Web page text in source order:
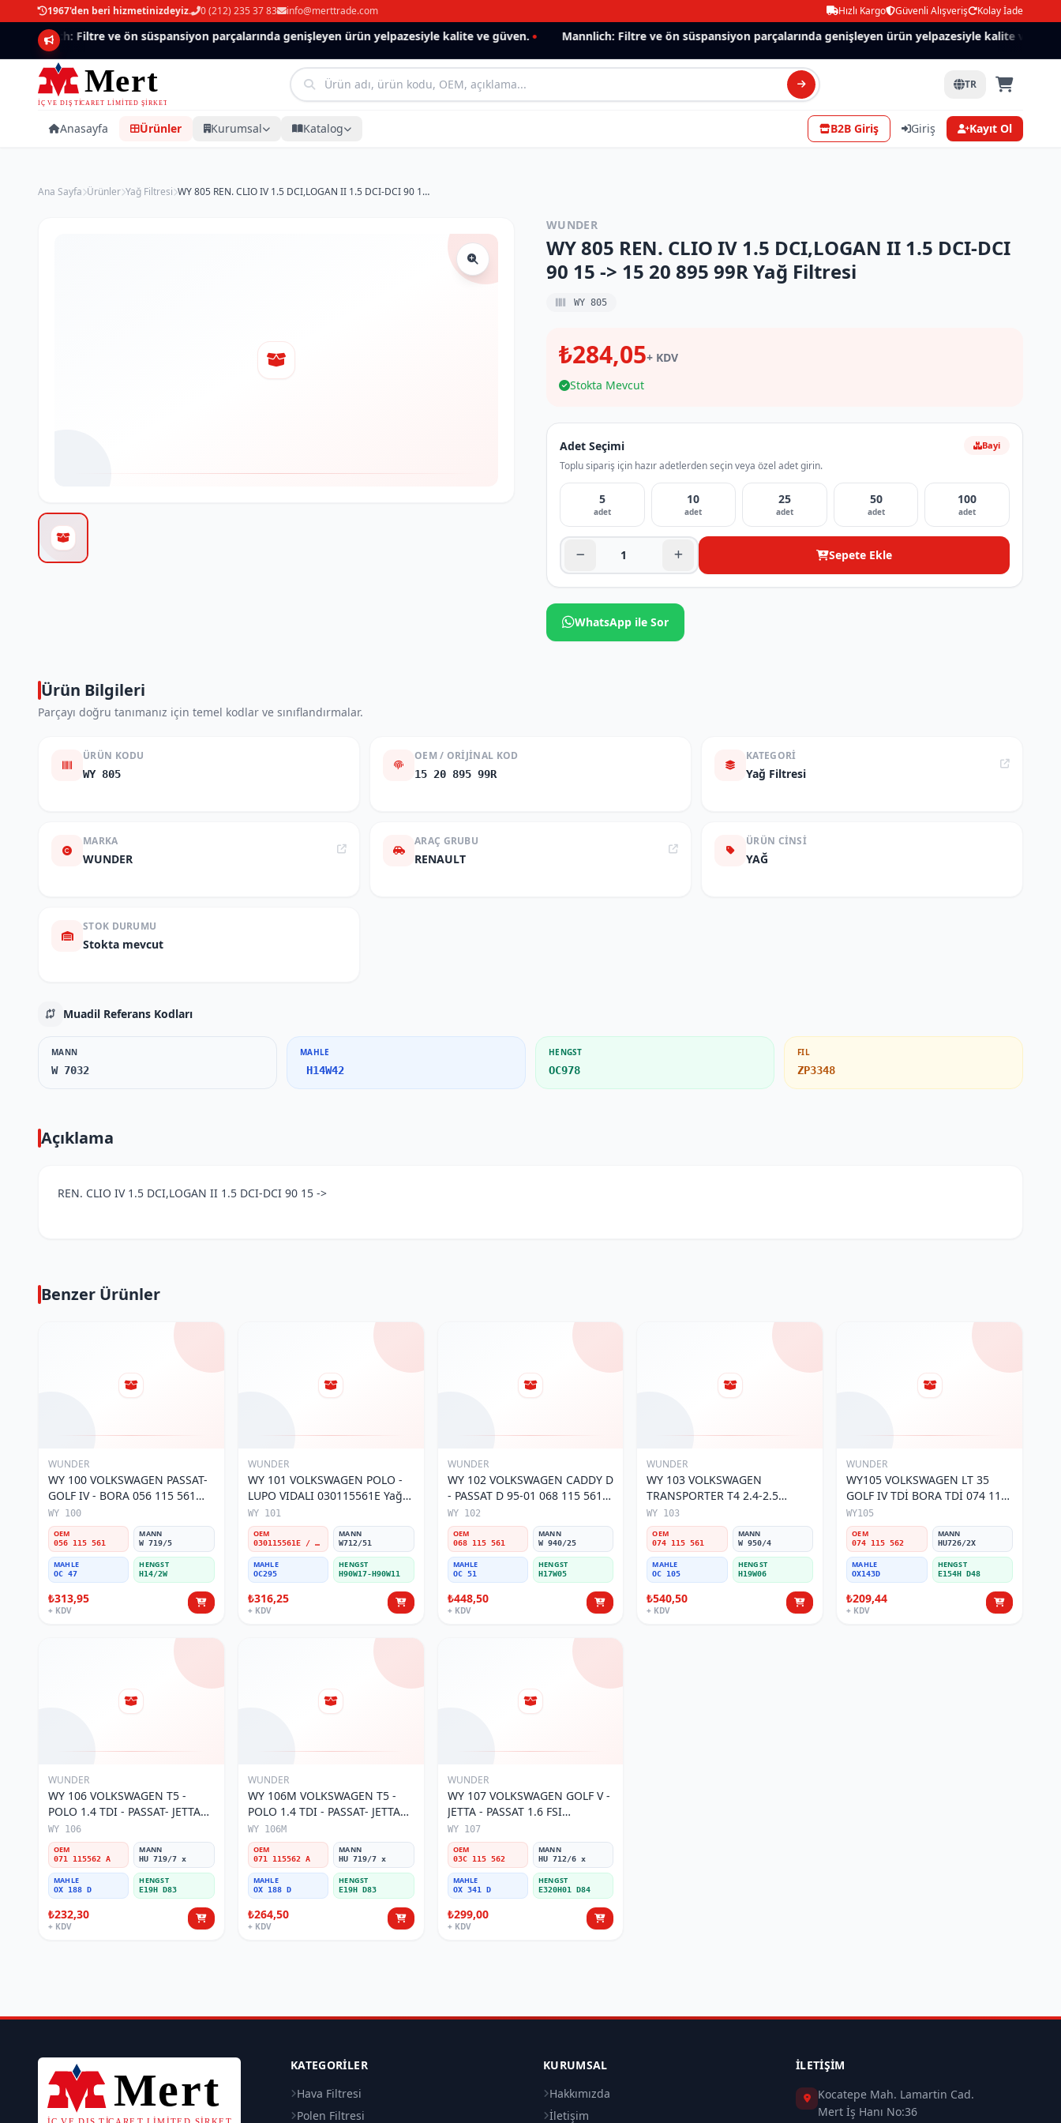
1967'den beri hizmetinizdeyiz. 0 (212) 235 37 83 info@merttrade.com Hızlı Kargo Güvenli Alışveriş Kolay İade
Mannlich: Filtre ve ön süspansiyon parçalarında genişleyen ürün yelpazesiyle kalite ve güven. Mannlich: Filtre ve ön süspansiyon parçalarında genişleyen ürün yelpazesiyle kalite ve güven.
TR
Anasayfa Ürünler Kurumsal Katalog B2B Giriş Giriş Kayıt Ol
Ana Sayfa Ürünler Yağ Filtresi WY 805 REN. CLIO IV 1.5 DCI,LOGAN II 1.5 DCI-DCI 90 15 -> 15 20 895 99R Yağ Filtresi
WUNDER
WY 805 REN. CLIO IV 1.5 DCI,LOGAN II 1.5 DCI-DCI
90 15 -> 15 20 895 99R Yağ Filtresi
WY 805
₺284,05+ KDV
Stokta Mevcut
Adet Seçimi
Toplu sipariş için hazır adetlerden seçin veya özel adet girin.
Bayi
5
adet
10
adet
25
adet
50
adet
100
adet
Sepete Ekle
WhatsApp ile Sor
Ürün Bilgileri
Parçayı doğru tanımanız için temel kodlar ve sınıflandırmalar.
ÜRÜN KODU
WY 805
OEM / ORIJINAL KOD
15 20 895 99R
KATEGORI
Yağ Filtresi
MARKA
WUNDER
ARAÇ GRUBU
RENAULT
ÜRÜN CINSI
YAĞ
STOK DURUMU
Stokta mevcut
Muadil Referans Kodları
MANN
W 7032
MAHLE
H14W42
HENGST
OC978
FIL
ZP3348
Açıklama
REN. CLIO IV 1.5 DCI,LOGAN II 1.5 DCI-DCI 90 15 ->
Benzer Ürünler
WUNDER
WY 100 VOLKSWAGEN PASSAT-
GOLF IV - BORA 056 115 561
Yağ Filtresi
WY 100
OEM
056 115 561
MANN
W 719/5
MAHLE
OC 47
HENGST
H14/2W
₺313,95
+ KDV
WUNDER
WY 101 VOLKSWAGEN POLO -
LUPO VIDALI 030115561E Yağ
Filtresi
WY 101
OEM
030115561E / 030115561AA / 030115561AB / 030115561AD
MANN
W712/51
MAHLE
OC295
HENGST
H90W17-H90W11
₺316,25
+ KDV
WUNDER
WY 102 VOLKSWAGEN CADDY D
- PASSAT D 95-01 068 115 561
Yağ Filtresi
WY 102
OEM
068 115 561
MANN
W 940/25
MAHLE
OC 51
HENGST
H17W05
₺448,50
+ KDV
WUNDER
WY 103 VOLKSWAGEN
TRANSPORTER T4 2.4-2.5
MOTOR 074 115 561 Yağ
Filtresi
WY 103
OEM
074 115 561
MANN
W 950/4
MAHLE
OC 105
HENGST
H19W06
₺540,50
+ KDV
WUNDER
WY105 VOLKSWAGEN LT 35
GOLF IV TDİ BORA TDİ 074 115
562 Yağ Filtresi
WY105
OEM
074 115 562
MANN
HU726/2X
MAHLE
OX143D
HENGST
E154H D48
₺209,44
+ KDV
WUNDER
WY 106 VOLKSWAGEN T5 -
POLO 1.4 TDI - PASSAT- JETTA
03-11 071 115562 A Yağ Filtresi
WY 106
OEM
071 115562 A
MANN
HU 719/7 x
MAHLE
OX 188 D
HENGST
E19H D83
₺232,30
+ KDV
WUNDER
WY 106M VOLKSWAGEN T5 -
POLO 1.4 TDI - PASSAT- JETTA
071 115562 A Yağ Filtresi
WY 106M
OEM
071 115562 A
MANN
HU 719/7 x
MAHLE
OX 188 D
HENGST
E19H D83
₺264,50
+ KDV
WUNDER
WY 107 VOLKSWAGEN GOLF V -
JETTA - PASSAT 1.6 FSI
BENZİNLİ 03C 115 562 Yağ
Filtresi
WY 107
OEM
03C 115 562
MANN
HU 712/6 x
MAHLE
OX 341 D
HENGST
E320H01 D84
₺299,00
+ KDV
KATEGORILER
Hava Filtresi
Polen Filtresi
KURUMSAL
Hakkımızda
İletişim
İLETIŞIM
Kocatepe Mah. Lamartin Cad.
Mert İş Hanı No:36